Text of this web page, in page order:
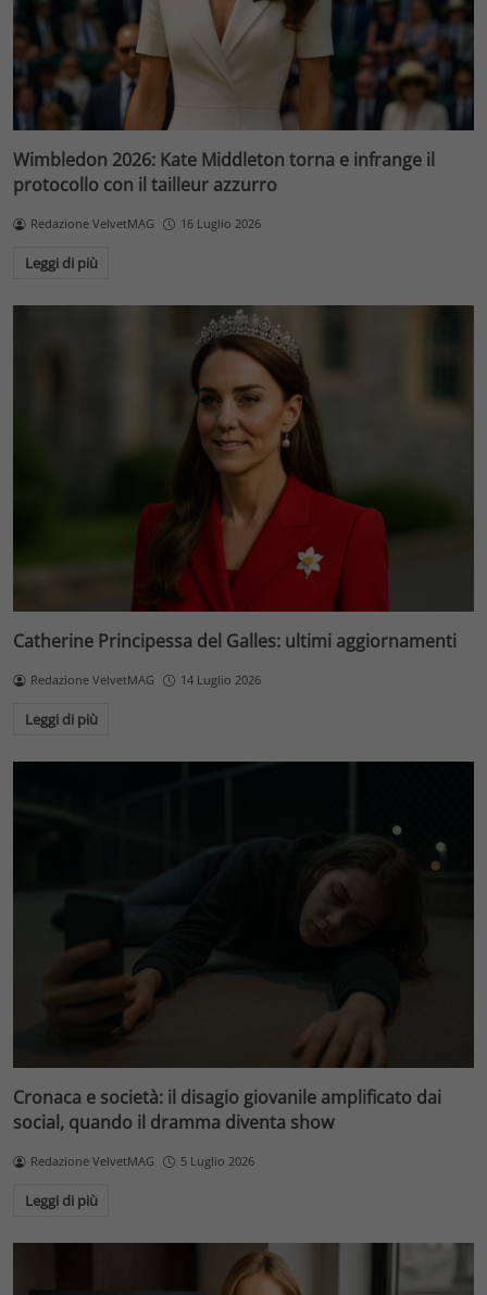
Wimbledon 2026: Kate Middleton torna e infrange il
protocollo con il tailleur azzurro
Redazione VelvetMAG 16 Luglio 2026
Leggi di più
Catherine Principessa del Galles: ultimi aggiornamenti
Redazione VelvetMAG 14 Luglio 2026
Leggi di più
Cronaca e società: il disagio giovanile amplificato dai
social, quando il dramma diventa show
Redazione VelvetMAG 5 Luglio 2026
Leggi di più